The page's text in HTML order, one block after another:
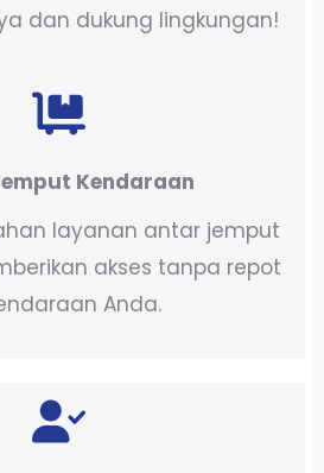
dan dukung lingkungan!
Kendaraan
layanan antar jemput
akses tanpa repot
Anda.